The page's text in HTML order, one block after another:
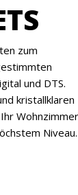
zum
und DTS.
kristallklaren
Wohnzimmer
Niveau.